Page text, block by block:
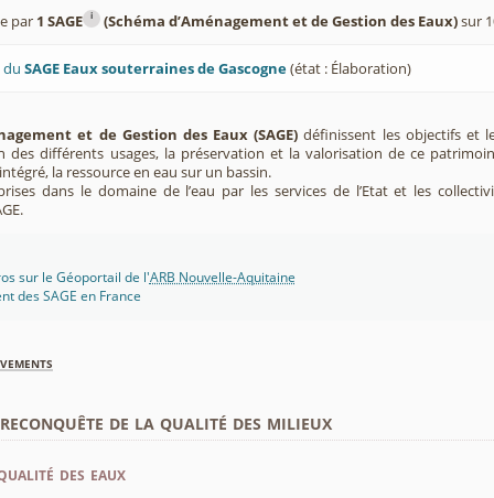
par 1 SAGE i (Schéma d’Aménagement et de Gestion des Eaux)sur
duSAGE Eaux souterraines de Gascogne(état : Élaboration)
et de Gestion des Eaux (SAGE) définissent les objectifs et
des différents usages, la préservation et la valorisation de ce
la ressource en eau sur un bassin.
dans le domaine de l’eau par les services de l’Etat et les
sur le Géoportail de l'ARB Nouvelle-Aquitaine
des SAGE en France
de la qualité des milieux
des eaux